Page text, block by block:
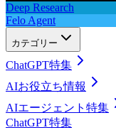
Deep Research
Felo Agent
カテゴリー
ChatGPT特集
AIお役立ち情報
AIエージェント特集
ChatGPT特集